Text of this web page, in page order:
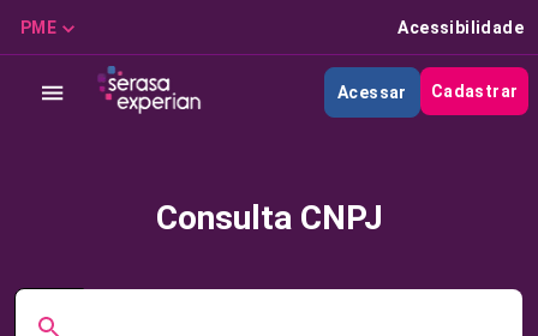
PME Acessibilidade
Acessar Cadastrar
Consulta CNPJ